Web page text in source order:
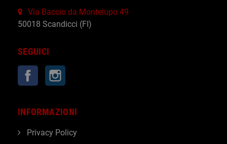
Via Baccio da Montelupo 49
50018 Scandicci (FI)
SEGUICI
Facebook
INFORMAZIONI
Privacy Policy